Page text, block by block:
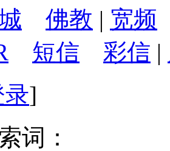
佛教 | 宽频
短信 彩信 |
]
词：